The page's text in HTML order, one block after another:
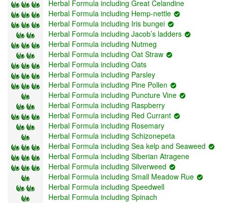
Herbal Formula including Great Celandine
Herbal Formula including Hemp-nettle
Herbal Formula including Iris bungei
Herbal Formula including Jacob’s ladders
Herbal Formula including Nutmeg
Herbal Formula including Oat Straw
Herbal Formula including Oats
Herbal Formula including Parsley
Herbal Formula including Pine Pollen
Herbal Formula including Puncture Vine
Herbal Formula including Raspberry
Herbal Formula including Red Currant
Herbal Formula including Rosemary
Herbal Formula including Schizonepeta
Herbal Formula including Sea kelp and Seaweed
Herbal Formula including Siberian Atragene
Herbal Formula including Silverweed
Herbal Formula including Small Meadow Rue
Herbal Formula including Speedwell
Herbal Formula including Spinach